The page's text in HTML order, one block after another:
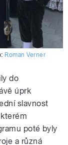
Roman Verner
do
úprk
slavnost
poté byly
a různá